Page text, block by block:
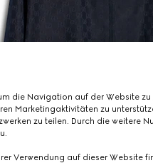
die Navigation auf der Website zu
Marketingaktivitäten zu
zu teilen. Durch die weitere
Verwendung auf dieser Website